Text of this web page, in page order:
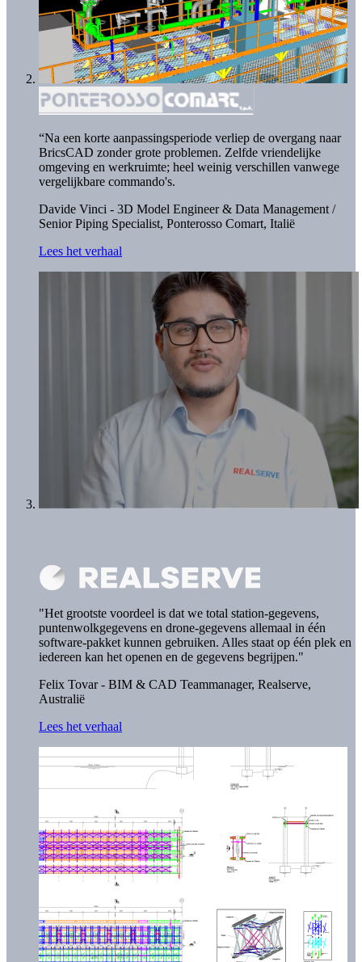
“Na een korte aanpassingsperiode verliep de overgang naar
BricsCAD zonder grote problemen. Zelfde vriendelijke
omgeving en werkruimte; heel weinig verschillen vanwege
vergelijkbare commando's.
Davide Vinci - 3D Model Engineer & Data Management /
Senior Piping Specialist, Ponterosso Comart, Italië
Lees het verhaal
"Het grootste voordeel is dat we total station-gegevens,
puntenwolkgegevens en drone-gegevens allemaal in één
software-pakket kunnen gebruiken. Alles staat op één plek en
iedereen kan het openen en de gegevens begrijpen."
Felix Tovar - BIM & CAD Teammanager, Realserve,
Australië
Lees het verhaal